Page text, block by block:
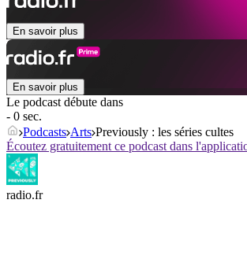
En savoir plus
En savoir plus
Le podcast débute dans
- 0 sec.
Podcasts Arts Previously : les séries cultes
Écoutez gratuitement ce podcast dans
radio.fr